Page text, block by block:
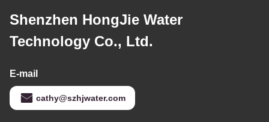
Shenzhen HongJie Water
Technology Co., Ltd.
E-mail
cathy@szhjwater.com